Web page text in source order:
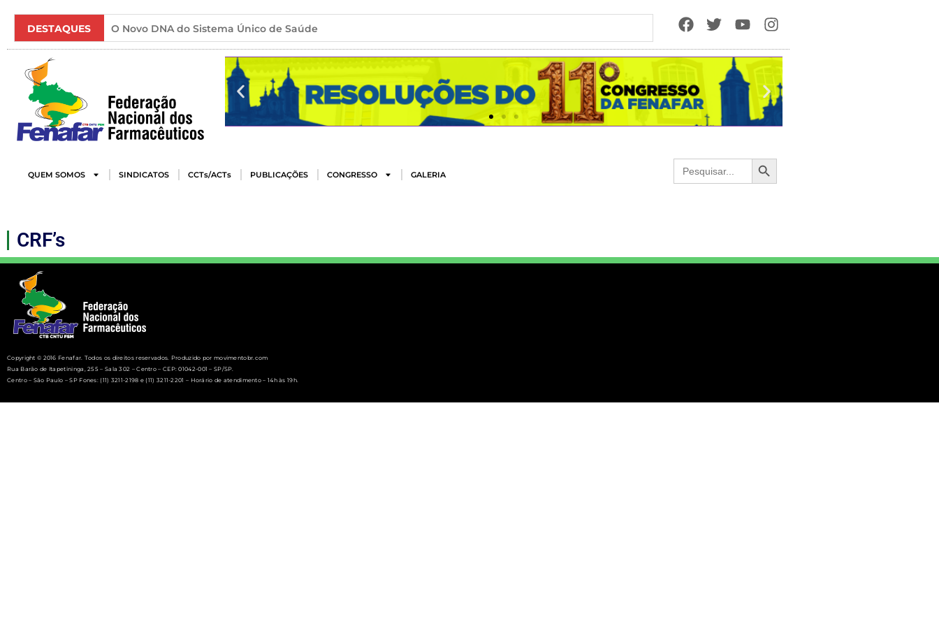
DESTAQUES O Novo DNA do Sistema Único de Saúde
QUEM SOMOS SINDICATOS CCTs/ACTs PUBLICAÇÕES CONGRESSO GALERIA
Search
for:
Search Button
CRF’s
Copyright © 2016 Fenafar. Todos os direitos reservados. Produzido por movimentobr.com
Rua Barão de Itapetininga, 255 – Sala 302 – Centro – CEP: 01042-001 – SP/SP.
Centro – São Paulo – SP Fones: (11) 3211-2198 e (11) 3211-2201 – Horário de atendimento – 14h às 19h.